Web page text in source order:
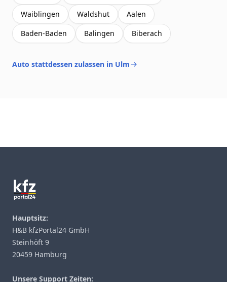
Waiblingen
Waldshut
Aalen
Baden-Baden
Balingen Biberach
Auto stattdessen zulassen in Ulm
Hauptsitz:
H&B kfzPortal24 GmbH
Steinhöft 9
20459 Hamburg
Unsere Support Zeiten: